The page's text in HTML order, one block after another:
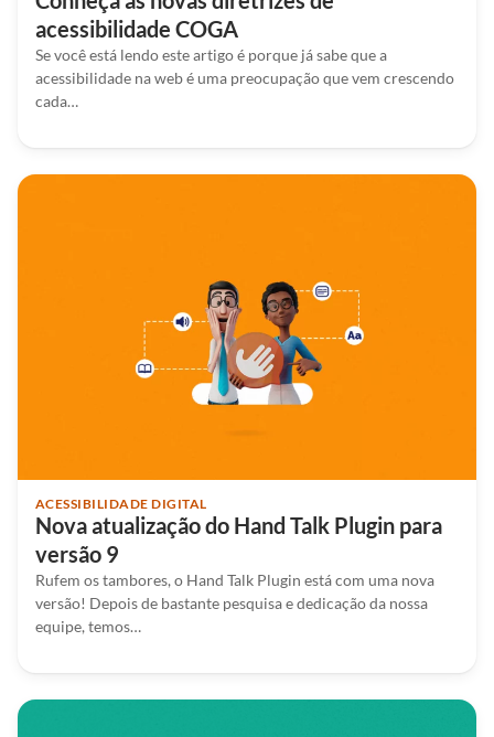
acessibilidade COGA
Se você está lendo este artigo é porque já sabe que a
acessibilidade na web é uma preocupação que vem crescendo
cada…
ACESSIBILIDADE DIGITAL
Nova atualização do Hand Talk Plugin para
versão 9
Rufem os tambores, o Hand Talk Plugin está com uma nova
versão! Depois de bastante pesquisa e dedicação da nossa
equipe, temos…